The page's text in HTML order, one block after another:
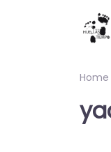
Home